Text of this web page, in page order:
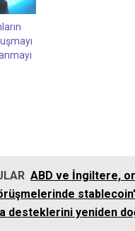
bazı
ABD ve İngiltere,
desteklerini yeniden